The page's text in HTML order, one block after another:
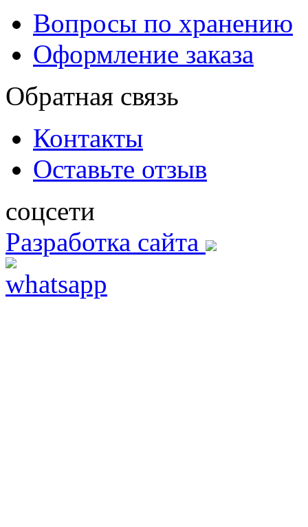
Вопросы по хранению
Оформление заказа
Обратная связь
Контакты
Оставьте отзыв
соцсети
Разработка сайта